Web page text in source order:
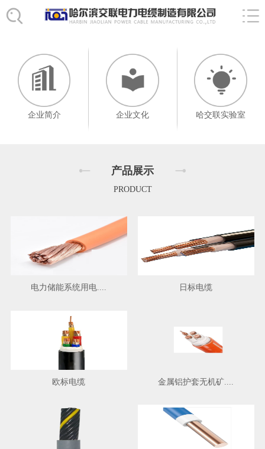
企业简介 企业文化 哈交联实验室
产品展示
PRODUCT
电力储能系统用电.... 日标电缆
欧标电缆 金属铝护套无机矿....